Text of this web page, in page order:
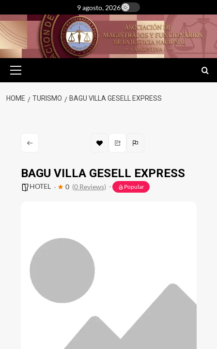
to
content
9 agosto, 2026
Menu
HOME TURISMO BAGU VILLA GESELL EXPRESS
BAGU VILLA GESELL EXPRESS
HOTEL 0 (0 Reviews) Popular